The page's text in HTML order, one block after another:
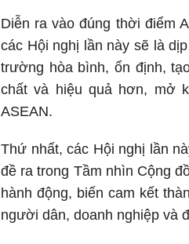
Diễn ra vào đúng thời điểm
các Hội nghị lần này sẽ là
trường hòa bình, ổn định,
chất và hiệu quả hơn, mở
ASEAN.
Thứ nhất, các Hội nghị lần
đề ra trong Tầm nhìn Cộng
hành động, biến cam kết
người dân, doanh nghiệp và